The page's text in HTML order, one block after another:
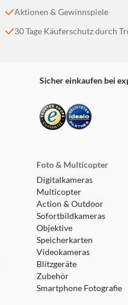
Aktionen & Gewinnspiele
30 Tage Käuferschutz durch
Sicher einkaufen bei
Foto & Multicopter
Digitalkameras
Multicopter
Action & Outdoor
Sofortbildkameras
Objektive
Speicherkarten
Videokameras
Blitzgeräte
Zubehör
Smartphone Fotografie